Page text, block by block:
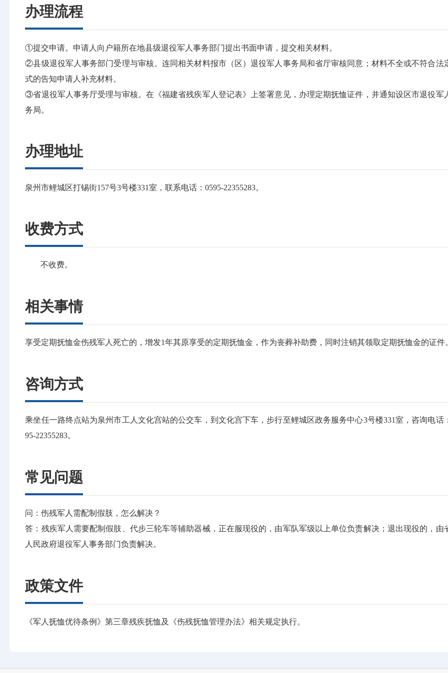
办理流程
①提交申请。申请人向户籍所在地县级退役军人事务部门提出书面申请，提交相关材料。
②县级退役军人事务部门受理与审核。连同相关材料报市（区）退役军人事务局和省厅审核同意；材料不全或不符合法
式的告知申请人补充材料。
③省退役军人事务厅受理与审核。在《福建省残疾军人登记表》上签署意见，办理定期抚恤证件，并通知设区市退役军
务局。
办理地址
泉州市鲤城区打锡街157号3号楼331室，联系电话：0595-22355283。
收费方式
不收费。
相关事情
享受定期抚恤金伤残军人死亡的，增发1年其原享受的定期抚恤金，作为丧葬补助费，同时注销其领取定期抚恤金的证件
咨询方式
乘坐任一路终点站为泉州市工人文化宫站的公交车，到文化宫下车，步行至鲤城区政务服务中心3号楼331室，咨询电话
95-22355283。
常见问题
问：伤残军人需配制假肢，怎么解决？
答：残疾军人需要配制假肢、代步三轮车等辅助器械，正在服现役的，由军队军级以上单位负责解决；退出现役的，由
人民政府退役军人事务部门负责解决。
政策文件
《军人抚恤优待条例》第三章残疾抚恤及《伤残抚恤管理办法》相关规定执行。